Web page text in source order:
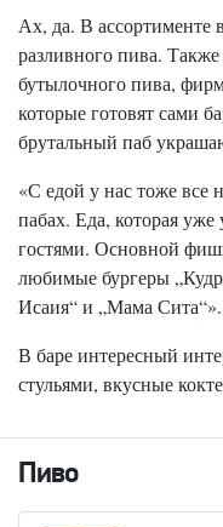
Ах, да. В ассортименте
разливного пива.
бутылочного пива,
которые готовят сами
брутальный паб
«С едой у нас тоже все
пабах. Еда, которая
гостями. Основной
любимые бургеры
Исаия“ и „Мама Сита“».
В баре интересный
стульями, вкусные
Пиво